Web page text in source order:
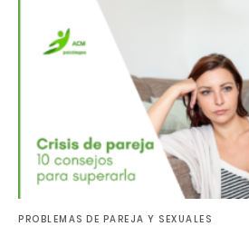
PROBLEMAS DE PAREJA Y SEXUALES